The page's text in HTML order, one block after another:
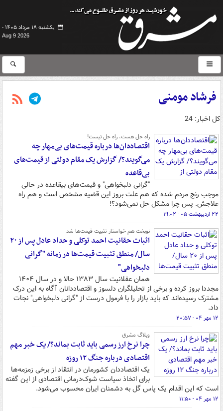
یکشنبه ۱۸ مرداد ۱۴۰۵ -
Aug 9 2026
فرشاد مومنی
کل اخبار: 24
راه حل هست، راه حل نیست!
اقتصاددان‌ها درباره قیمت‌های بی‌مهار چه
می‌گویند؟/ گزارش یک مقام دولتی از قیمت‌های
بی‌قاعده
"گرانی دلبخواهی" و قیمت‌های بیقاعده در حالی
موجب رنج مردم شده که هم علت بروز این قضیه مشخص است و هم راه
علاجش. پس چرا مشکل حل نمی‌شود؟!
۲۲ اردیبهشت ۰۵ - ۱۹:۰۲
نوبخت هم خواستار تثبیت قیمت‌ها شد
اثبات حقانیت احمد توکلی و حداد عادل پس از ۲۰
سال/ منطق تثبیت قیمت‌ها در زمانه "گرانی
دلبخواهی"
همان عقلانیت سال ۱۳۸۳ حالا و در سال ۱۴۰۴
مجددا بروز کرده و برخی از تحلیلگران دلسوز و اقتصاددانان آگاه به این درک
مشترک رسیده‌اند که باید بازار را با فرمول درست از "گرانی دلبخواهی" نجات
داد.
۱۲ مهر ۰۴ - ۲۰:۵۷
وبلاگ مشرق
چرا نرخ ارز رسمی باید ثابت بماند؟/ یک خبر مهم
اقتصادی درباره جنگ ۱۲ روزه
یک اقتصاددان کشورمان در انتقاد از برخی زمزمه‌ها
برای اتخاذ سیاست شوک‌درمانی اقتصادی از این گفته
است که این اقدام یک پاس گل به دشمنان ایران محسوب می‌شود.
۱۲ مهر ۰۴ - ۱۱:۵۰